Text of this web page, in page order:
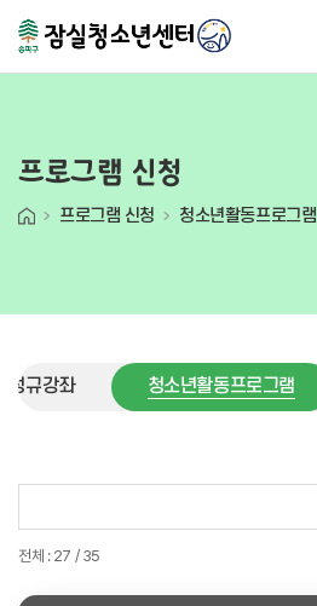
프로그램 신청
프로그램 신청 청소년활동프로그램
정규강좌 청소년활동프로그램
전체 : 27 / 35